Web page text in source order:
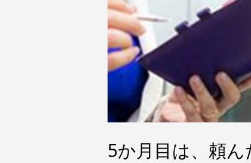
5か月目は、頼